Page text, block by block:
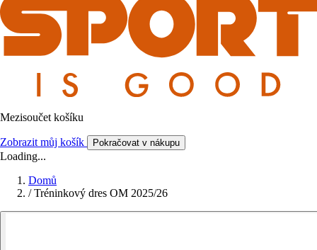
Mezisoučet košíku
Zobrazit můj košík Pokračovat v nákupu
Loading...
Domů
/ Tréninkový dres OM 2025/26